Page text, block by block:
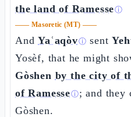
the land of Ramesseⓘ
—— Masoretic (MT) ——
AndYaʿaqòvⓘ sent
Yosèf, that he might
Gòshen by the city of
of Ramesseⓘ; and they
Gòshen.